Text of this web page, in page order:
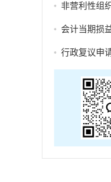
非营利性组
会计当期损
行政复议申